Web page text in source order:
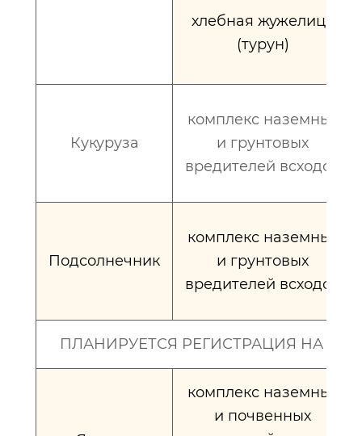
хлебная жужелица
(турун)
Кукуруза
комплекс наземных
и грунтовых
вредителей всходов
Подсолнечник
комплекс наземных
и грунтовых
вредителей всходов
ПЛАНИРУЕТСЯ РЕГИСТРАЦИЯ НА
комплекс наземных
и почвенных